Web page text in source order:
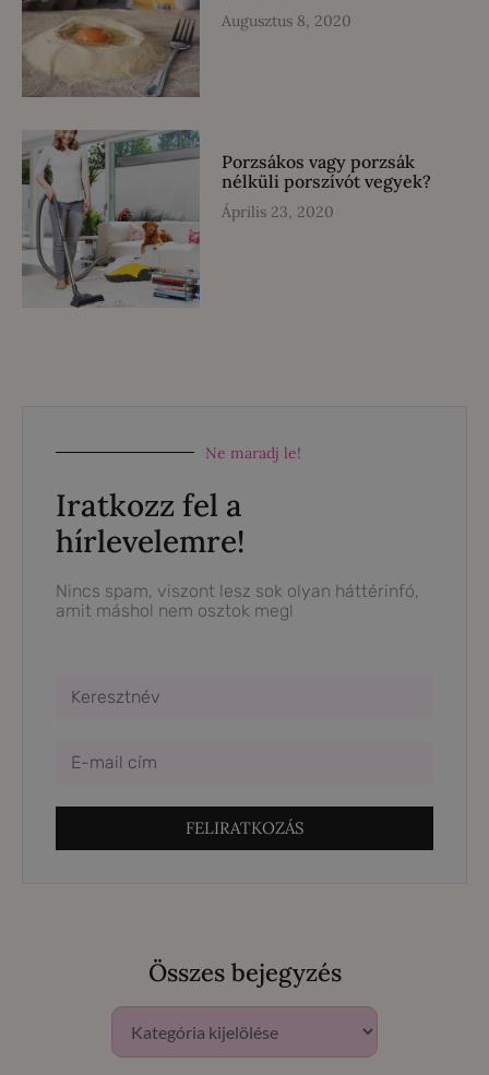
Augusztus 8, 2020
Porzsákos vagy porzsák
nélküli porszívót vegyek?
Április 23, 2020
Ne maradj le!
Iratkozz fel a
hírlevelemre!
Nincs spam, viszont lesz sok olyan háttérinfó,
amit máshol nem osztok meg!
FELIRATKOZÁS
Összes bejegyzés